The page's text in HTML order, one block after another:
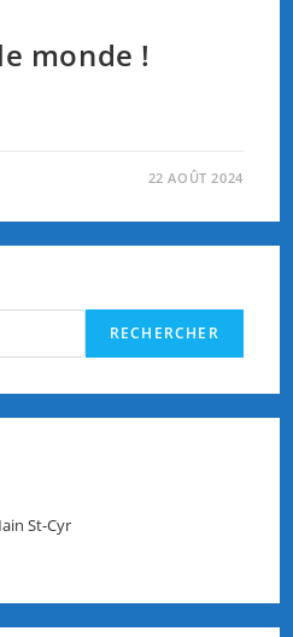
monde !
22 AOÛT 2024
RECHERCHER
St-Cyr